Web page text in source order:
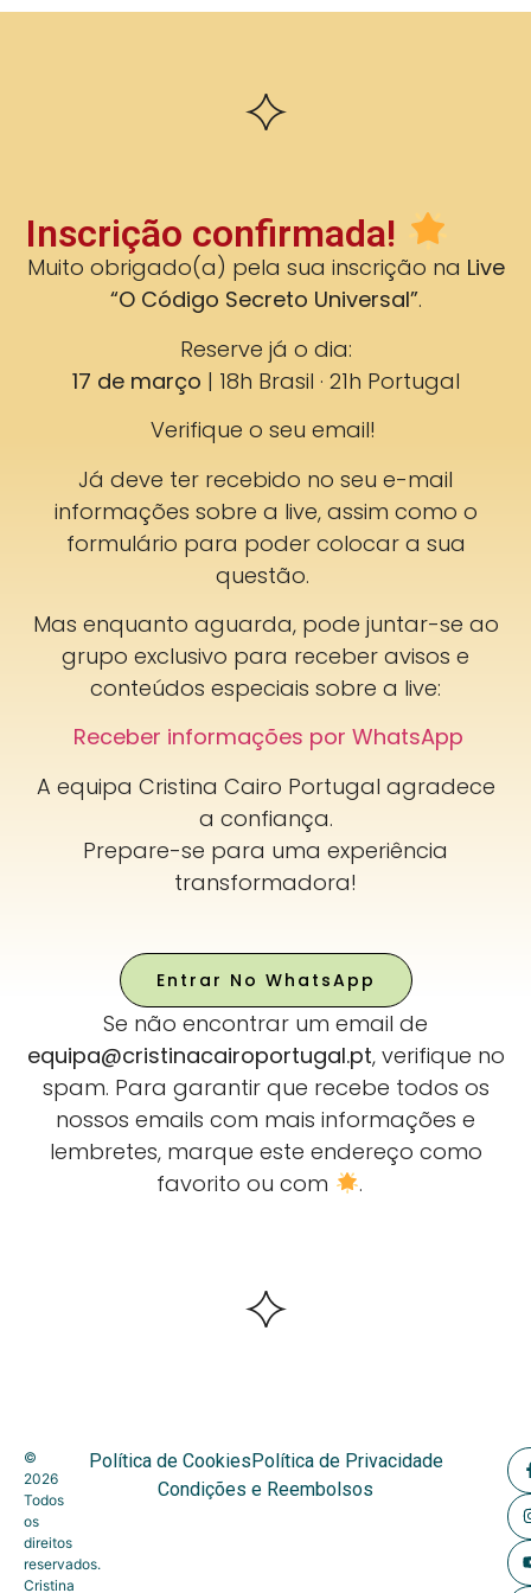
Inscrição confirmada!
Muito obrigado(a) pela sua inscrição na Live
“O Código Secreto Universal”.
Reserve já o dia:
17 de março | 18h Brasil · 21h Portugal
Verifique o seu email!
Já deve ter recebido no seu e-mail
informações sobre a live, assim como o
formulário para poder colocar a sua
questão.
Mas enquanto aguarda, pode juntar-se ao
grupo exclusivo para receber avisos e
conteúdos especiais sobre a live:
Receber informações por WhatsApp
A equipa Cristina Cairo Portugal agradece
a confiança.
Prepare-se para uma experiência
transformadora!
Entrar No WhatsApp
Se não encontrar um email de
equipa@cristinacairoportugal.pt, verifique no
spam. Para garantir que recebe todos os
nossos emails com mais informações e
lembretes, marque este endereço como
favorito ou com
.
©
2026
Todos
os
direitos
reservados.
Cristina
Política de CookiesPolítica de Privacidade
Condições e Reembolsos